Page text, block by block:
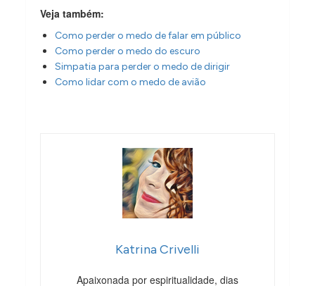
Veja também:
Como perder o medo de falar em público
Como perder o medo do escuro
Simpatia para perder o medo de dirigir
Como lidar com o medo de avião
Katrina Crivelli
Apaixonada por espiritualidade, dias